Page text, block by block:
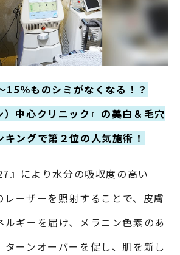
15％ものシミがなくなる！？
）中心クリニック』の美白＆毛穴
ングで第２位の人気施術！
』により水分の吸収度の高い
ーザーを照射することで、皮膚
ルギーを届け、メラニン色素のあ
ターンオーバーを促し、肌を新し